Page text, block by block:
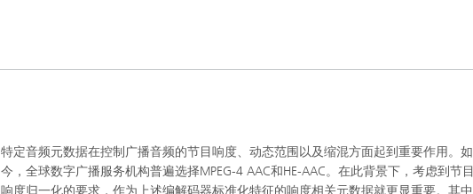
特定音频元数据在控制广播音频的节目响度、动态范围以及缩混方面起到重要作用。如
今，全球数字广播服务机构普遍选择MPEG-4 AAC和HE-AAC。在此背景下，考虑到节目
响度归一化的要求，作为上述编解码器标准化特征的响度相关元数据就更显重要。其中